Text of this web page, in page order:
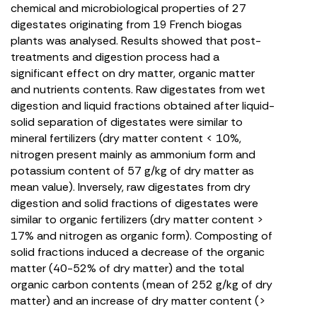
chemical and microbiological properties of 27
digestates originating from 19 French biogas
plants was analysed. Results showed that post-
treatments and digestion process had a
significant effect on dry matter, organic matter
and nutrients contents. Raw digestates from wet
digestion and liquid fractions obtained after liquid-
solid separation of digestates were similar to
mineral fertilizers (dry matter content < 10%,
nitrogen present mainly as ammonium form and
potassium content of 57 g/kg of dry matter as
mean value). Inversely, raw digestates from dry
digestion and solid fractions of digestates were
similar to organic fertilizers (dry matter content >
17% and nitrogen as organic form). Composting of
solid fractions induced a decrease of the organic
matter (40-52% of dry matter) and the total
organic carbon contents (mean of 252 g/kg of dry
matter) and an increase of dry matter content (>